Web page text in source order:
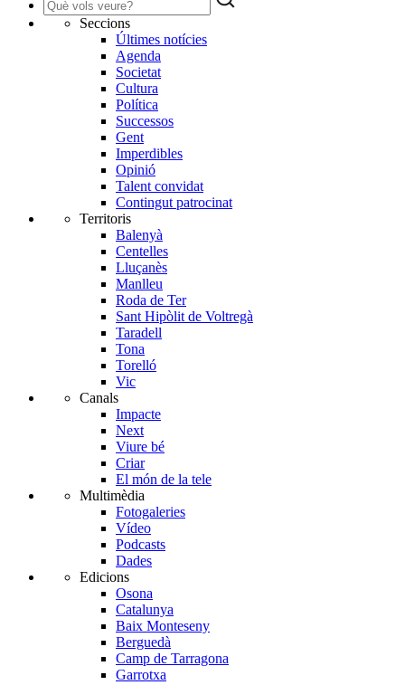
Seccions
Últimes notícies
Agenda
Societat
Cultura
Política
Successos
Gent
Imperdibles
Opinió
Talent convidat
Contingut patrocinat
Territoris
Balenyà
Centelles
Lluçanès
Manlleu
Roda de Ter
Sant Hipòlit de Voltregà
Taradell
Tona
Torelló
Vic
Canals
Impacte
Next
Viure bé
Criar
El món de la tele
Multimèdia
Fotogaleries
Vídeo
Podcasts
Dades
Edicions
Osona
Catalunya
Baix Monteseny
Berguedà
Camp de Tarragona
Garrotxa